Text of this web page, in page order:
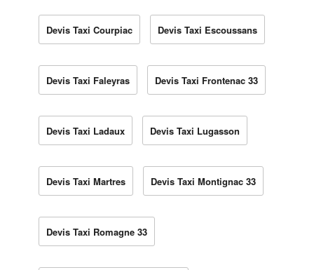
Devis Taxi Courpiac Devis Taxi Escoussans
Devis Taxi Faleyras Devis Taxi Frontenac 33
Devis Taxi Ladaux Devis Taxi Lugasson
Devis Taxi Martres Devis Taxi Montignac 33
Devis Taxi Romagne 33